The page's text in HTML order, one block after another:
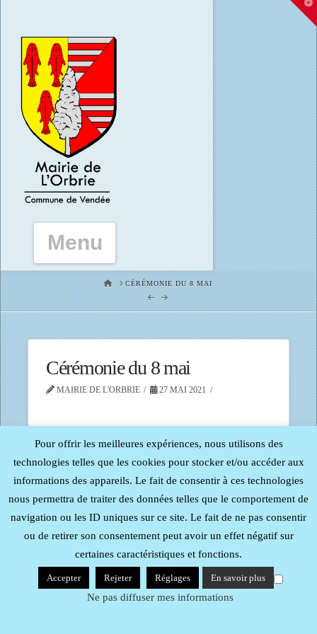
HOMECÉRÉMONIE DU 8 MAI
Cérémonie du 8 mai
MAIRIE DE L'ORBRIE 27 MAI 2021
Tous droits réservés - Reproduction interdite -
Probureau| Mentions Légales
Pour offrir les meilleures expériences, nous utilisons des
technologies telles que les cookies pour stocker et/ou accéder aux
informations des appareils. Le fait de consentir à ces technologies
nous permettra de traiter des données telles que le comportement de
navigation ou les ID uniques sur ce site. Le fait de ne pas consentir
ou de retirer son consentement peut avoir un effet négatif sur
certaines caractéristiques et fonctions.
Accepter Rejeter Réglages En savoir plus
Ne pas diffuser mes informations